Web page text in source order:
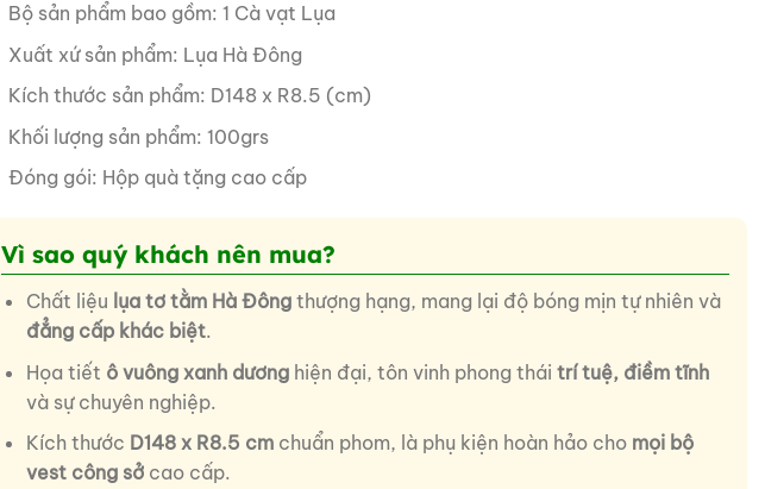
Bộ sản phẩm bao gồm: 1 Cà vạt Lụa
Xuất xứ sản phẩm: Lụa Hà Đông
Kích thước sản phẩm: D148 x R8.5 (cm)
Khối lượng sản phẩm: 100grs
Đóng gói: Hộp quà tặng cao cấp
Vì sao quý khách nên mua?
Chất liệu lụa tơ tằm Hà Đôngthượng hạng, mang lại độ bóng mịn tự nhiên và
đẳng cấp khác biệt.
Họa tiết ô vuông xanh dươnghiện đại, tôn vinh phong thái trí tuệ, điềm tĩnh
và sự chuyên nghiệp.
Kích thước D148 x R8.5 cmchuẩn phom, là phụ kiện hoàn hảo cho mọi bộ
vest công sởcao cấp.